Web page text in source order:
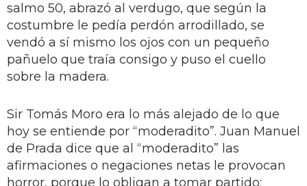
salmo 50, abrazó al verdugo, que según la
costumbre le pedía perdón arrodillado, se
vendó a sí mismo los ojos con un pequeño
pañuelo que traía consigo y puso el cuello
sobre la madera.
Sir Tomás Moro era lo más alejado de lo que
hoy se entiende por “moderadito”. Juan Manuel
de Prada dice que al “moderadito” las
afirmaciones o negaciones netas le provocan
horror, porque lo obligan a tomar partido;